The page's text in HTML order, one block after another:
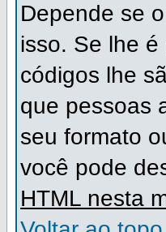
Depende se
isso. Se lhe
códigos lhe
que pessoas
seu formato
você pode
HTML nesta